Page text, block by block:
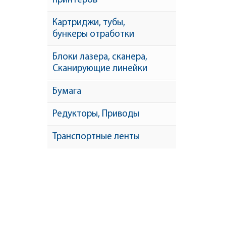
Картриджи, тубы,
бункеры отработки
Блоки лазера, сканера,
Сканирующие линейки
Бумага
Редукторы, Приводы
Транспортные ленты